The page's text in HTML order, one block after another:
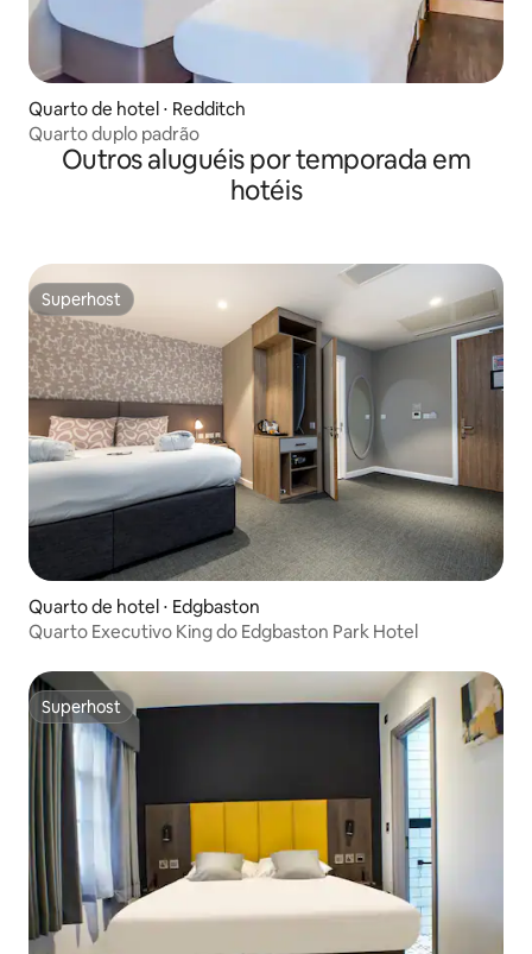
Quarto de hotel ⋅ Redditch
Quarto duplo padrão
Outros aluguéis por temporada em
hotéis
Superhost
Superhost
Quarto de hotel ⋅ Edgbaston
Quarto Executivo King do Edgbaston Park Hotel
Superhost
Superhost